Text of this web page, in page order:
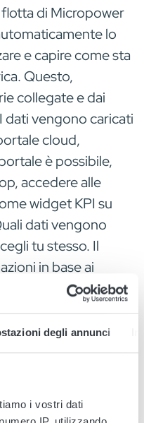
degli annunci
i vostri dati
di Micropower
lo
e capire come sta
Questo,
collegate e dai
dati vengono caricati
cloud,
è possibile,
accedere alle
widget KPI su
dati vengono
tu stesso. Il
in base ai
e per la tua attività.
collegati
avvisa
pochi clic entrare e
della flotta sia